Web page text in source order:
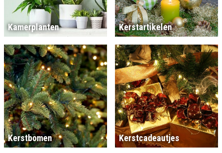
Kamerplanten Kerstartikelen
Kerstbomen Kerstcadeautjes